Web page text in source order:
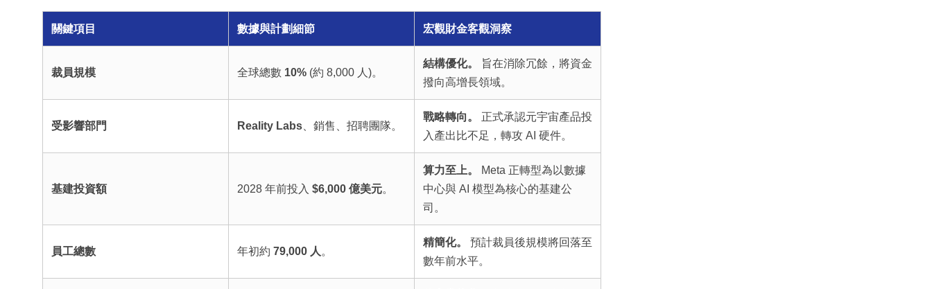
關鍵項目 數據與計劃細節 宏觀財金客觀洞察
裁員規模 全球總數 10%(約 8,000 人)。
結構優化。
旨在消除冗餘，將資金
撥向高增長領域。
受影響部門 Reality Labs、銷售、招聘團隊。
戰略轉向。
正式承認元宇宙產品投
入產出比不足，轉攻 AI 硬件。
基建投資額 2028 年前投入 $6,000 億美元。
算力至上。
Meta 正轉型為以數據
中心與 AI 模型為核心的基建公
司。
員工總數 年初約 79,000 人 。
精簡化。
預計裁員後規模將回落至
數年前水平。